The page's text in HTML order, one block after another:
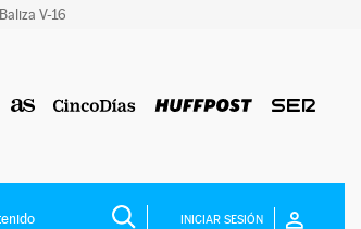
Baliza V-16
INICIAR SESIÓN